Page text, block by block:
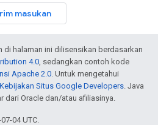
masukan
di halaman ini dilisensikan berdasarkan
4.0, sedangkan contoh kode
Apache 2.0. Untuk mengetahui
Kebijakan Situs Google Developers. Java
dari Oracle dan/atau afiliasinya.
04 UTC.